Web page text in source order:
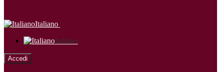
Italiano
Italiano
Accedi